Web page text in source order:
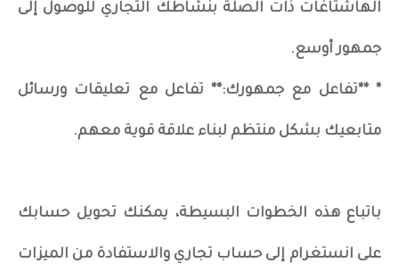
الهاشتاغات ذات الصلة بنشاطك التجاري للوصول إلى
جمهور أوسع.
* **تفاعل مع جمهورك:** تفاعل مع تعليقات ورسائل
متابعيك بشكل منتظم لبناء علاقة قوية معهم.
باتباع هذه الخطوات البسيطة، يمكنك تحويل حسابك
على انستغرام إلى حساب تجاري والاستفادة من الميزات